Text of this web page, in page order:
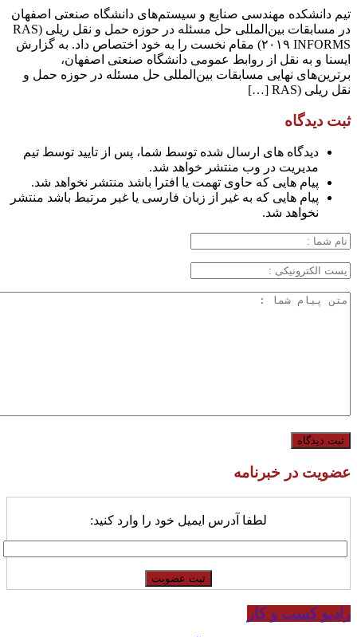
تیم دانشکده مهندسی صنایع و سیستم‌های دانشگاه صنعتی اصفهان
در مسابقات بین‌المللی حل مسئله در حوزه حمل و نقل ریلی (RAS
۲۰۱۹ INFORMS) مقام نخست را به خود اختصاص داد. به گزارش
ایسنا و به نقل از روابط عمومی دانشگاه صنعتی اصفهان،
برترین‌های نهایی مسابقات بین‌المللی حل مسئله در حوزه حمل و
نقل ریلی (RAS […]
ثبت دیدگاه
دیدگاه های ارسال شده توسط شما، پس از تایید توسط تیم
مدیریت در وب منتشر خواهد شد.
پیام هایی که حاوی تهمت یا افترا باشد منتشر نخواهد شد.
پیام هایی که به غیر از زبان فارسی یا غیر مرتبط باشد منتشر
نخواهد شد.
عضویت در خبرنامه
لطفا آدرس ایمیل خود را وارد کنید:
رادیو کسب و کار